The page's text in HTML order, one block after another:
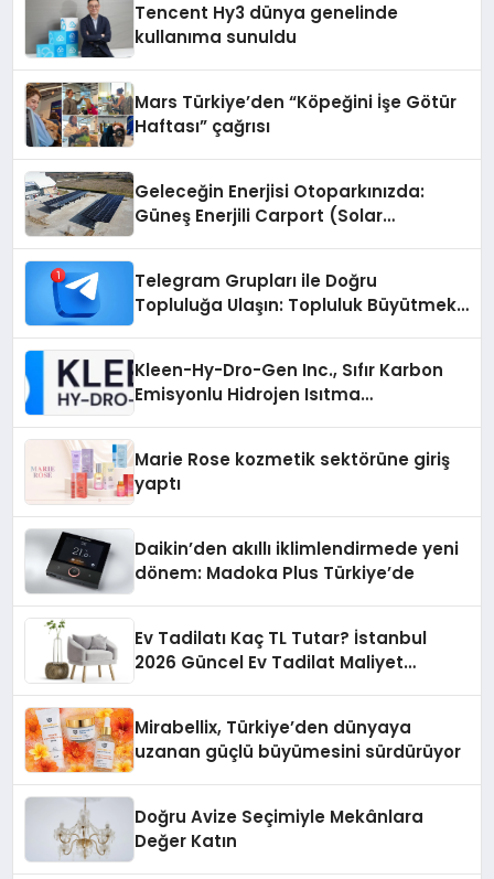
Tencent Hy3 dünya genelinde
kullanıma sunuldu
Mars Türkiye’den “Köpeğini İşe Götür
Haftası” çağrısı
Geleceğin Enerjisi Otoparkınızda:
Güneş Enerjili Carport (Solar
Telegram Grupları ile Doğru
Topluluğa Ulaşın: Topluluk Büyütmek
Kleen-Hy-Dro-Gen Inc., Sıfır Karbon
Emisyonlu Hidrojen Isıtma
Marie Rose kozmetik sektörüne giriş
yaptı
Daikin’den akıllı iklimlendirmede yeni
dönem: Madoka Plus Türkiye’de
Ev Tadilatı Kaç TL Tutar? İstanbul
2026 Güncel Ev Tadilat Maliyet
Mirabellix, Türkiye’den dünyaya
uzanan güçlü büyümesini sürdürüyor
Doğru Avize Seçimiyle Mekânlara
Değer Katın